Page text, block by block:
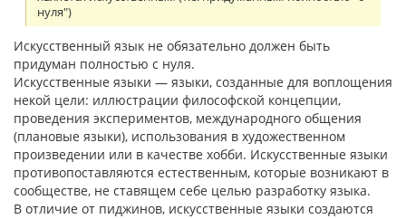
нуля")
Искусственный язык не обязательно должен быть
придуман полностью с нуля.
Искусственные языки — языки, созданные для воплощения
некой цели: иллюстрации философской концепции,
проведения экспериментов, международного общения
(плановые языки), использования в художественном
произведении или в качестве хобби. Искусственные языки
противопоставляются естественным, которые возникают в
сообществе, не ставящем себе целью разработку языка.
В отличие от пиджинов, искусственные языки создаются